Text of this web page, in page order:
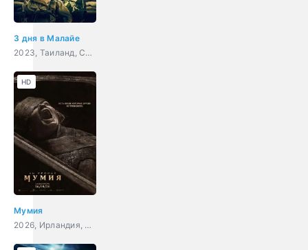
3 дня в Малайе
2023, Таиланд, США, боевик, военный, история
Мумия
2026, Ирландия, США, ужасы
HD